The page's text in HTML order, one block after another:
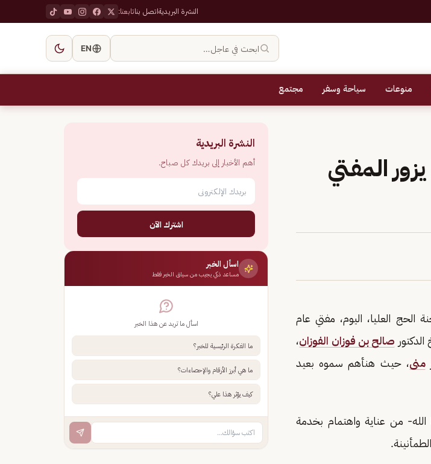
النشرة البريديةاتصل بناتابعنا:
ابحث في عاجل… EN
منوعات سياحة وسفر مجتمع
المفتي
الحج العليا، اليوم، مفتي عام
صالح بن فوزان الفوزان،
منى، حيث هنأهم سموه بعيد
الله- من عناية واهتمام بخدمة
النشرة البريدية
أهم الأخبار إلى بريدك كل صباح.
اشترك الآن
اسأل الخبر
مساعد ذكي يجيب من سياق الخبر فقط
اسأل ما تريد عن هذا الخبر
ما الفكرة الرئيسية للخبر؟
ما هي أبرز الأرقام والإحصاءات؟
كيف يؤثر هذا علي؟